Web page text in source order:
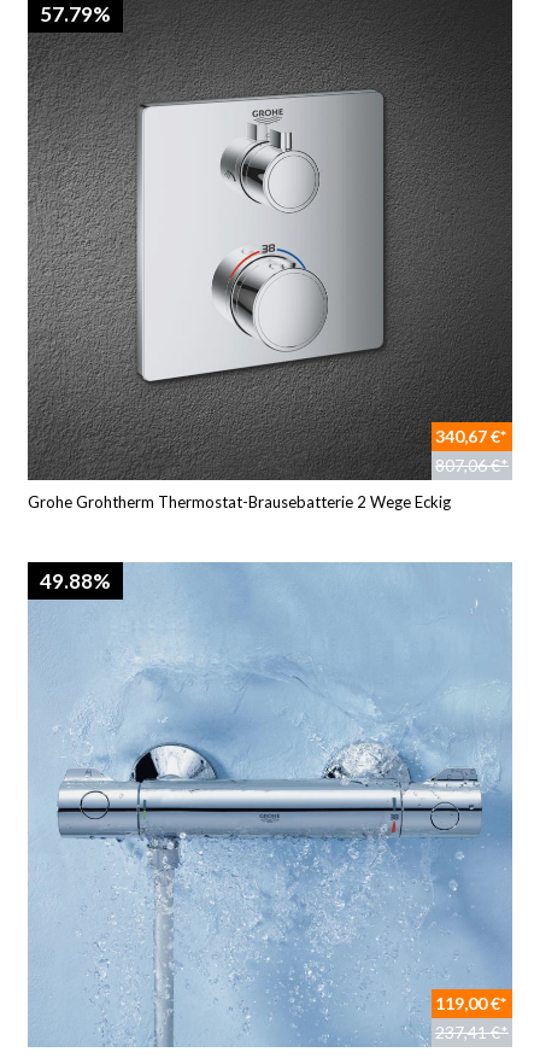
57.79%
340,67 €*
807,06 €*
Grohe Grohtherm Thermostat-Brausebatterie 2 Wege Eckig
49.88%
119,00 €*
237,41 €*